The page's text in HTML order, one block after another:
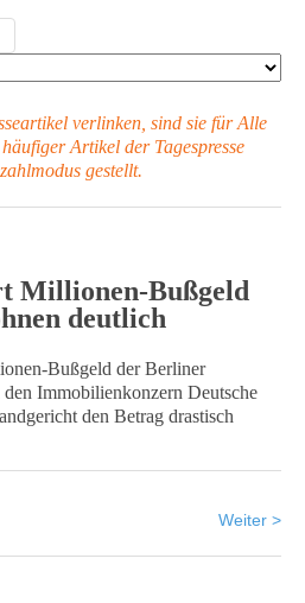
verlinken, sind sie für Alle
Artikel der Tagespresse
gestellt.
Millionen-Bußgeld
deutlich
Bußgeld der Berliner
den Immobilienkonzern Deutsche
den Betrag drastisch
Weiter >